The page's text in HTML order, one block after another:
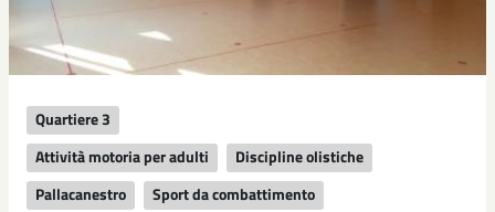
Quartiere 3
Attività motoria per adulti
Discipline olistiche
Pallacanestro
Sport da combattimento